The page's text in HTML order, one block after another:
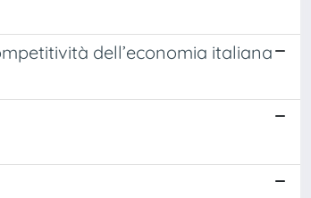
dell’economia italiana